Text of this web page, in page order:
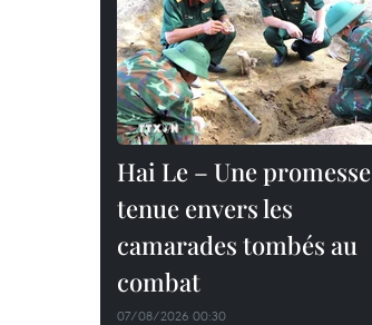
Hai Le – Une promesse
tenue envers les
camarades tombés au
combat
07/08/2026 00:30